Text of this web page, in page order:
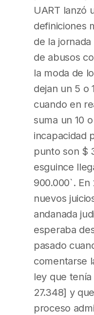
UART lanzó
definiciones
de la
de abusos
la moda de
dejan un 5 o
cuando en
suma un 10
incapacidad
punto son $
esguince
900.000`. En
nuevos
andanada
esperaba
pasado
comentarse
ley que
27.348] y
proceso